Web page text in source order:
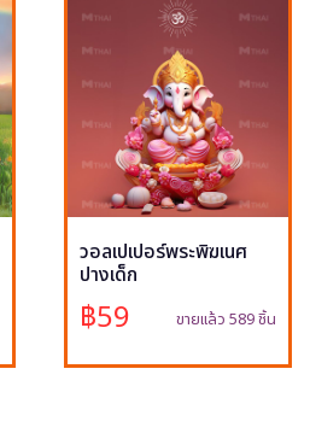
วอลเปเปอร์พระพิฆเนศ
ปางเด็ก
฿59 ขายแล้ว 589 ชิ้น